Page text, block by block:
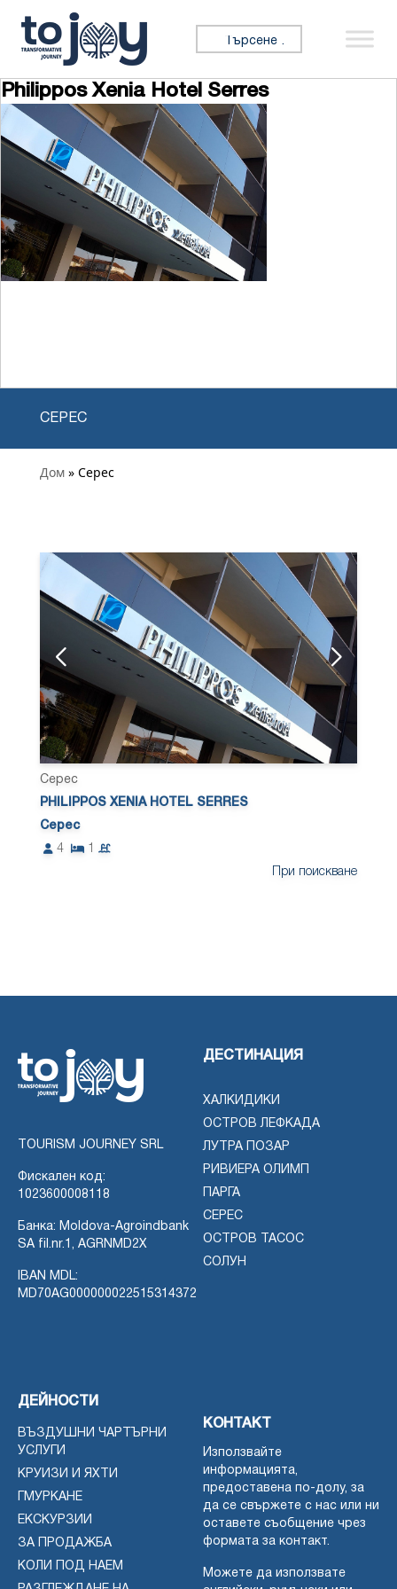
Премини към съдържанието
Търсене за:
Philippos Xenia Hotel Serres
СЕРЕС
Дом » Серес
Серес
PHILIPPOS XENIA HOTEL SERRES
Серес
4
1
При поискване
TOURISM JOURNEY SRL
Фискален код:
1023600008118
Банка: Moldova-Agroindbank
SA fil.nr.1, AGRNMD2X
IBAN MDL:
MD70AG000000022515314372
ДЕСТИНАЦИЯ
ХАЛКИДИКИ
ОСТРОВ ЛЕФКАДА
ЛУТРА ПОЗАР
РИВИЕРА ОЛИМП
ПАРГА
СЕРЕС
ОСТРОВ ТАСОС
СОЛУН
ДЕЙНОСТИ
ВЪЗДУШНИ ЧАРТЪРНИ
УСЛУГИ
КРУИЗИ И ЯХТИ
ГМУРКАНЕ
ЕКСКУРЗИИ
ЗА ПРОДАЖБА
КОЛИ ПОД НАЕМ
КОНТАКТ
Използвайте
информацията,
предоставена по-долу, за
да се свържете с нас или ни
оставете съобщение чрез
формата за контакт.
Можете да използвате